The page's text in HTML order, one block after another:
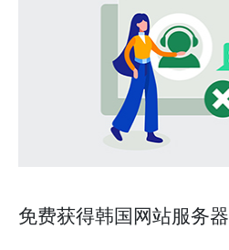
免费获得韩国网站服务器